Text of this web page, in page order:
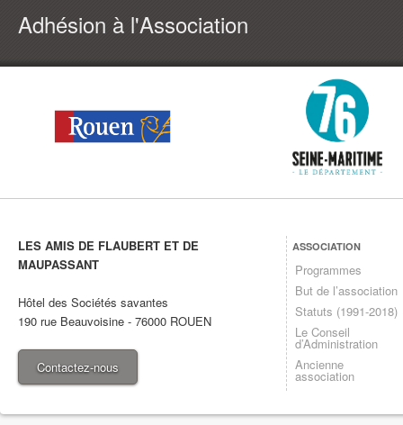
Adhésion à l'Association
LES AMIS DE FLAUBERT ET DE
MAUPASSANT
Hôtel des Sociétés savantes
190 rue Beauvoisine - 76000 ROUEN
Contactez-nous
ASSOCIATION
Programmes
But de l’association
Statuts (1991-2018)
Le Conseil
d’Administration
Ancienne
association